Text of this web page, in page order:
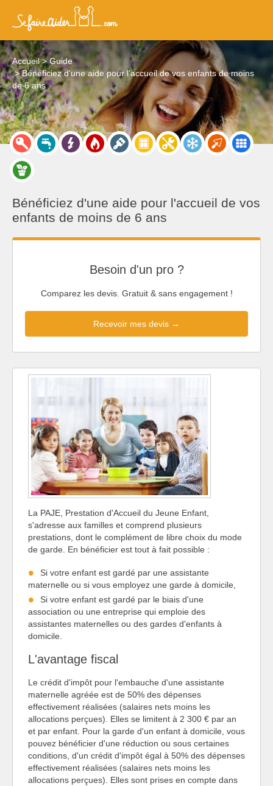
Accueil
Guide
Bénéficiez d'une aide pour l'accueil de vos enfants de moins
de 6 ans
Bénéficiez d'une aide pour l'accueil de vos
enfants de moins de 6 ans
Besoin d'un pro ?
Comparez les devis. Gratuit & sans engagement !
Recevoir mes devis →
La PAJE, Prestation d'Accueil du Jeune Enfant,
s'adresse aux familles et comprend plusieurs
prestations, dont le complément de libre choix du mode
de garde. En bénéficier est tout à fait possible :
Si votre enfant est gardé par une assistante
maternelle ou si vous employez une garde à domicile,
Si votre enfant est gardé par le biais d'une
association ou une entreprise qui emploie des
assistantes maternelles ou des gardes d'enfants à
domicile.
L'avantage fiscal
Le crédit d'impôt pour l'embauche d'une assistante
maternelle agréée est de 50% des dépenses
effectivement réalisées (salaires nets moins les
allocations perçues). Elles se limitent à 2 300 € par an
et par enfant. Pour la garde d'un enfant à domicile, vous
pouvez bénéficier d'une réduction ou sous certaines
conditions, d'un crédit d'impôt égal à 50% des dépenses
effectivement réalisées (salaires nets moins les
allocations perçues). Elles sont prises en compte dans